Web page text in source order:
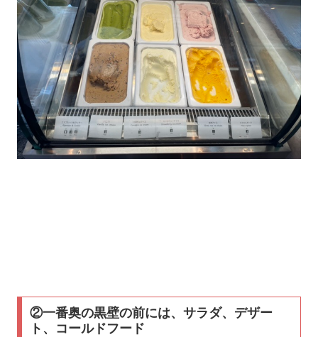
②一番奥の黒壁の前には、サラダ、デザー
ト、コールドフード